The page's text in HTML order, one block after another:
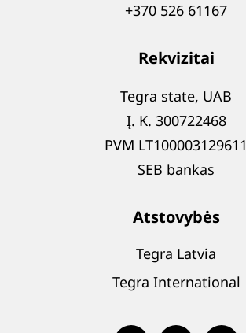
+370 526 61167
Rekvizitai
Tegra state, UAB
Į. K. 300722468
PVM LT100003129611
SEB bankas
Atstovybės
Tegra Latvia
Tegra International